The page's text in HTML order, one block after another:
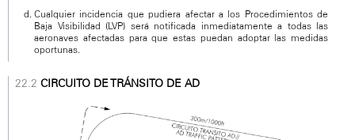
Cualquier incidencia que pudiera afectar a los Procedimientos de
Baja Visibilidad (LVP) será notificada inmediatamente a todas las
aeronaves afectadas para que estas puedan adoptar las medidas
oportunas.
CIRCUITO DE TRÁNSITO DE AD